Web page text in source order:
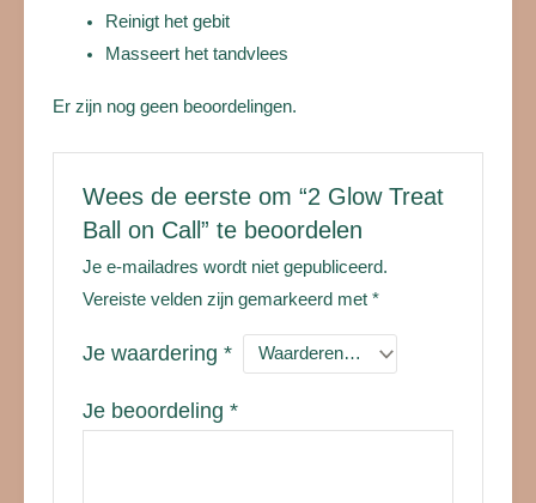
Reinigt het gebit
Masseert het tandvlees
Er zijn nog geen beoordelingen.
Wees de eerste om “2 Glow Treat
Ball on Call” te beoordelen
Je e-mailadres wordt niet gepubliceerd.
Vereiste velden zijn gemarkeerd met*
Je waardering*
Je beoordeling*